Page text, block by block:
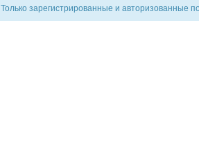
Только зарегистрированные и авторизованные